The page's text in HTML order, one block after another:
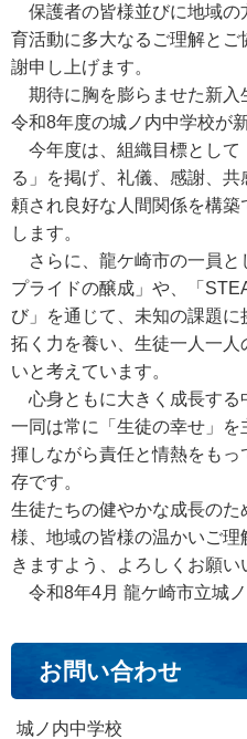
保護者の皆様並びに地域の
育活動に多大なるご理解と
謝申し上げます。
期待に胸を膨らませた新入
令和8年度の城ノ内中学校が
今年度は、組織目標として
る」を掲げ、礼儀、感謝、
頼され良好な人間関係を構
します。
さらに、龍ケ崎市の一員と
プライドの醸成」や、「
び」を通じて、未知の課題
拓く力を養い、生徒一人一
いと考えています。
心身ともに大きく成長する
一同は常に「生徒の幸せ」
揮しながら責任と情熱をも
存です。
生徒たちの健やかな成長の
様、地域の皆様の温かいご
きますよう、よろしくお願い
令和8年4月 龍ケ崎市立
お問い合わせ
城ノ内中学校